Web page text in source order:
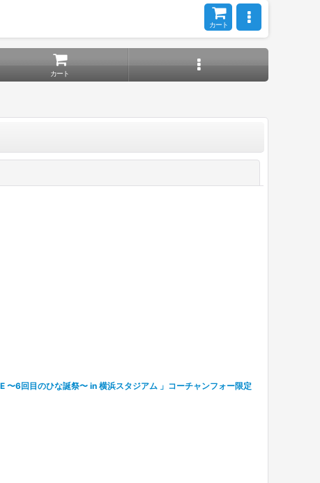
カート
カート
〜6回目のひな誕祭〜 in 横浜スタジアム 」コーチャンフォー限定